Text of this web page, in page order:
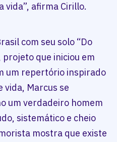
vida”, afirma Cirillo.
com seu solo “Do
que iniciou em
um repertório inspirado
vida, Marcus se
um verdadeiro homem
sistemático e cheio
mostra que existe